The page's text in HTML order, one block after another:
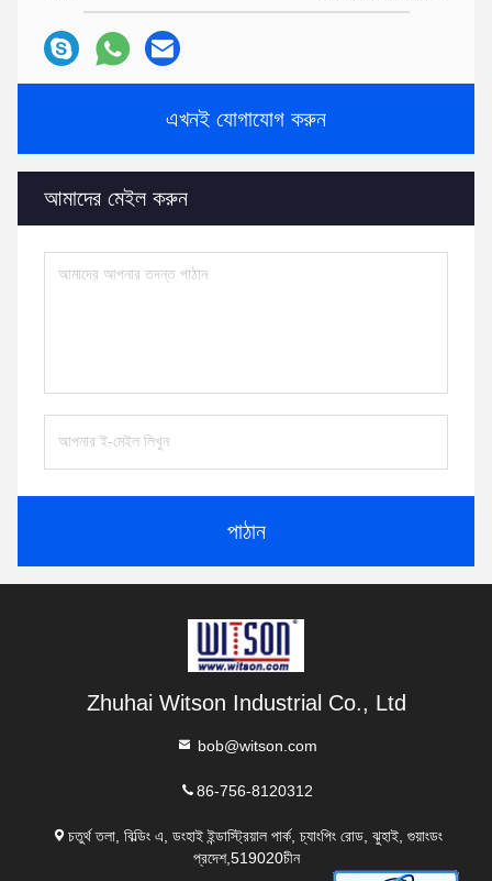
এখনই যোগাযোগ করুন
আমাদের মেইল ​​করুন
পাঠান
Zhuhai Witson Industrial Co., Ltd
bob@witson.com
86-756-8120312
চতুর্থ তলা, বিল্ডিং এ, ডংহাই ইন্ডাস্ট্রিয়াল পার্ক, চ্যাংপিং রোড, ঝুহাই, গুয়াংডং
প্রদেশ,519020চীন